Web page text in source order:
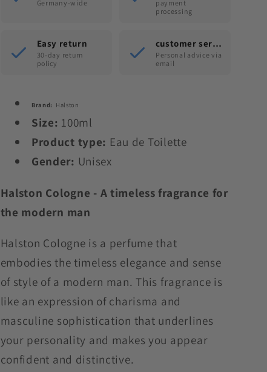
Germany-wide
payment
processing
Easy return
30-day return
policy
customer service
Personal advice via
email
Brand: Halston
Size: 100ml
Product type: Eau de Toilette
Gender: Unisex
Halston Cologne - A timeless fragrance for
the modern man
Halston Cologne is a perfume that
embodies the timeless elegance and sense
of style of a modern man. This fragrance is
like an expression of charisma and
masculine sophistication that underlines
your personality and makes you appear
confident and distinctive.